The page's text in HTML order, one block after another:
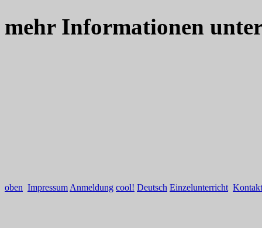
mehr Informationen
oben Impressum Anmeldung cool! Deutsch Einzelunterricht Kontakt